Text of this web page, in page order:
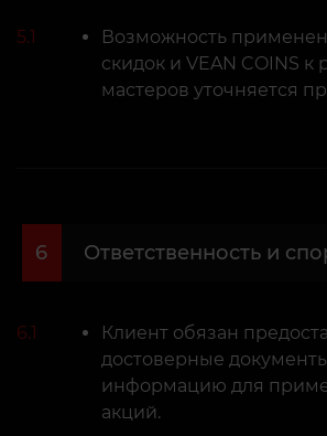
5.1
Возможность
скидок и VEAN COINS к
мастеров уточняется
6 Ответственность и
6.1
Клиент обязан
достоверные
информацию для
акций.